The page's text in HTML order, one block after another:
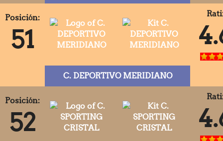
Posición:
51
C. DEPORTIVO MERIDIANO
Posición:
52